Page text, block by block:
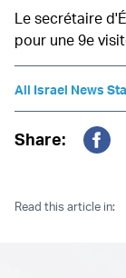
Le secrétaire
pour une 9e
All Israel News
Share:
Read this article in: